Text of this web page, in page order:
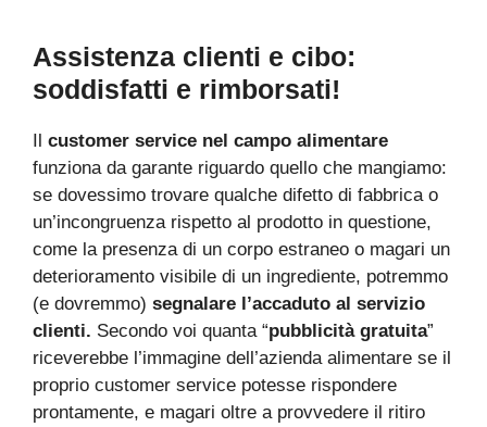
Assistenza clienti e cibo:
soddisfatti e rimborsati!
Il customer service nel campo alimentare
funziona da garante riguardo quello che mangiamo:
se dovessimo trovare qualche difetto di fabbrica o
un’incongruenza rispetto al prodotto in questione,
come la presenza di un corpo estraneo o magari un
deterioramento visibile di un ingrediente, potremmo
(e dovremmo) segnalare l’accaduto al servizio
clienti. Secondo voi quanta “pubblicità gratuita”
riceverebbe l’immagine dell’azienda alimentare se il
proprio customer service potesse rispondere
prontamente, e magari oltre a provvedere il ritiro